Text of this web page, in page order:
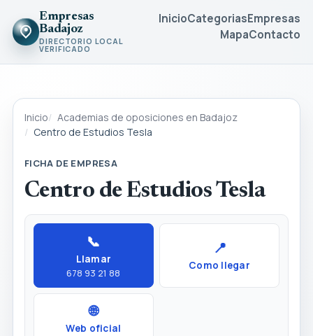
Empresas
Badajoz
DIRECTORIO LOCAL
VERIFICADO
InicioCategoriasEmpresas
MapaContacto
Inicio
Academias de oposiciones en Badajoz
Centro de Estudios Tesla
FICHA DE EMPRESA
Centro de Estudios Tesla
📞
Llamar
678 93 21 88
📍
Como llegar
🌐
Web oficial